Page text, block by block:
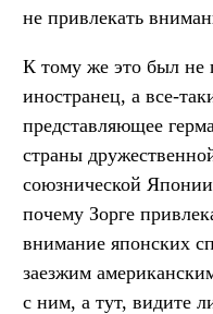
не привлекать
К тому же это был не
иностранец, а все-
представляющее
страны
союзнической
почему Зорге
внимание японских
заезжим
с ним, а тут, видите